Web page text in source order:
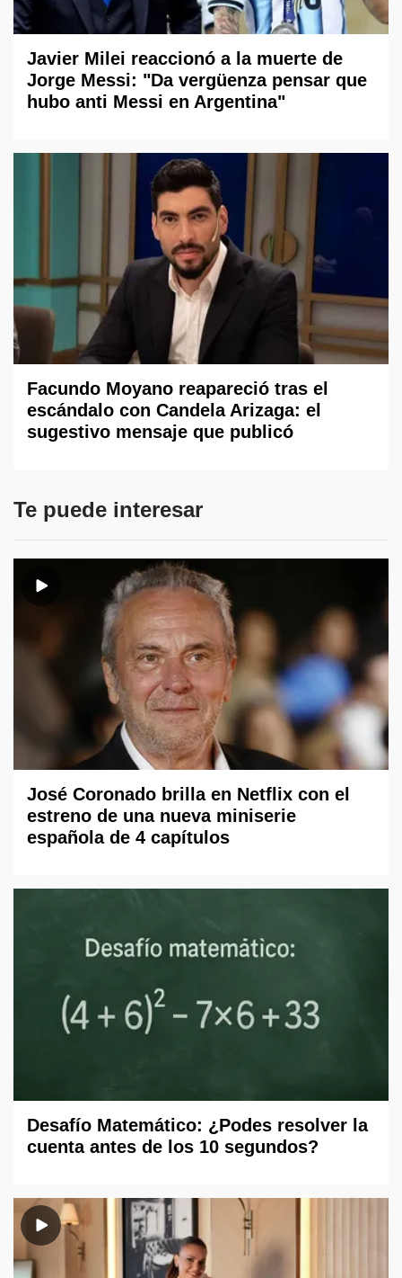
Javier Milei reaccionó a la muerte de
Jorge Messi: "Da vergüenza pensar que
hubo anti Messi en Argentina"
Facundo Moyano reapareció tras el
escándalo con Candela Arizaga: el
sugestivo mensaje que publicó
Te puede interesar
José Coronado brilla en Netflix con el
estreno de una nueva miniserie
española de 4 capítulos
Desafío Matemático: ¿Podes resolver la
cuenta antes de los 10 segundos?